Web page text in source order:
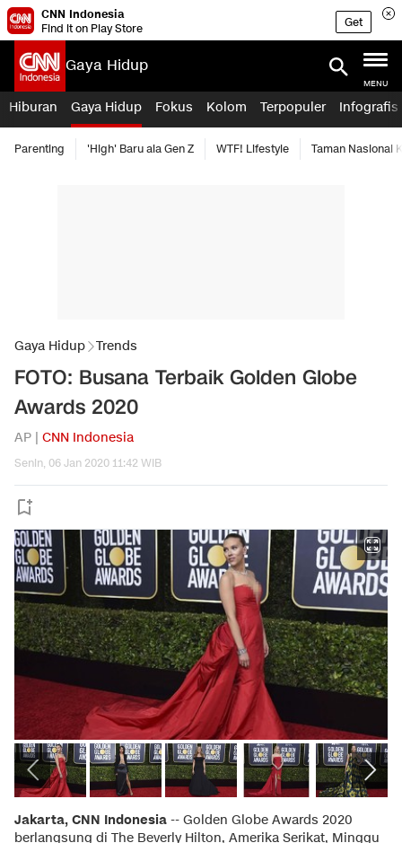
CNN Indonesia
Find it on Play Store
Get
Gaya Hidup
MENU
Hiburan Gaya Hidup Fokus Kolom Terpopuler Infografis
Parenting 'High' Baru ala Gen Z WTF! Lifestyle Taman Nasional
Gaya Hidup Trends
FOTO: Busana Terbaik Golden Globe
Awards 2020
AP | CNN Indonesia
Senin, 06 Jan 2020 11:42 WIB
Jakarta, CNN Indonesia -- Golden Globe Awards 2020
berlangsung di The Beverly Hilton, Amerika Serikat, Minggu